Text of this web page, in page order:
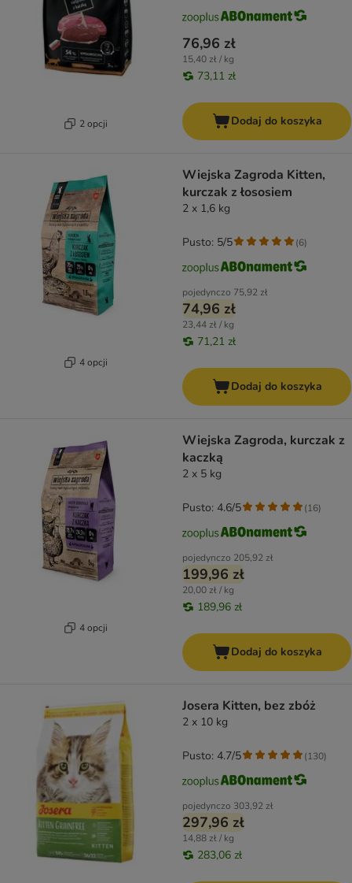
2 opcji
76,96 zł
15,40 zł / kg
73,11 zł
Dodaj do koszyka
4 opcji
Wiejska Zagroda Kitten,
kurczak z łososiem
2 x 1,6 kg
pojedynczo 75,92 zł
74,96 zł
23,44 zł / kg
71,21 zł
Pusto: 5/5 (6)
Dodaj do koszyka
4 opcji
Wiejska Zagroda, kurczak z
kaczką
2 x 5 kg
pojedynczo 205,92 zł
199,96 zł
20,00 zł / kg
189,96 zł
Pusto: 4.6/5 (16)
Dodaj do koszyka
Josera Kitten, bez zbóż
2 x 10 kg
pojedynczo 303,92 zł
297,96 zł
14,88 zł / kg
283,06 zł
Pusto: 4.7/5 (130)